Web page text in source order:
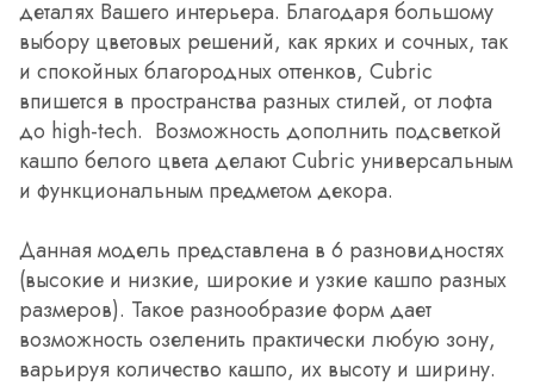
деталях Вашего интерьера. Благодаря большому
выбору цветовых решений, как ярких и сочных, так
и спокойных благородных оттенков, Cubric
впишется в пространства разных стилей, от лофта
до high-tech. Возможность дополнить подсветкой
кашпо белого цвета делают Cubric универсальным
и функциональным предметом декора.
Данная модель представлена в 6 разновидностях
(высокие и низкие, широкие и узкие кашпо разных
размеров). Такое разнообразие форм дает
возможность озеленить практически любую зону,
варьируя количество кашпо, их высоту и ширину.